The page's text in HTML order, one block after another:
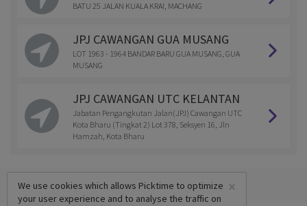
BATU 25 JALAN KUALA KRAI, MACHANG
JPJ CAWANGAN GUA MUSANG
LOT 1963 - 1964 BANDAR BARU GUA MUSANG, GUA
MUSANG
JPJ CAWANGAN UTC KELANTAN
Jabatan Pengangkutan Jalan(JPJ) Cawangan UTC
Kota Bharu (Tingkat 2) Lot 378, Seksyen 16, Jln
Hamzah, Kota Bharu
×
We use cookies which allows Picktime to optimize
your user experience and to analyse the traffic on